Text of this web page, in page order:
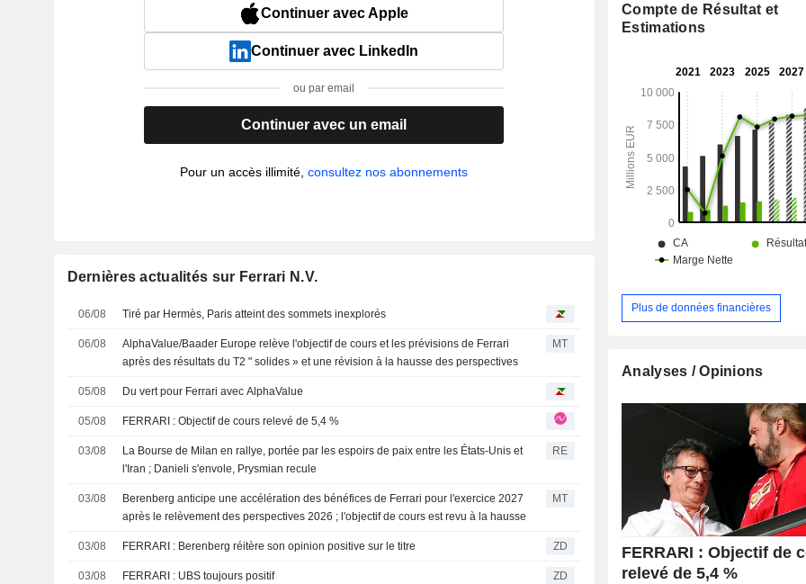
Continuer avec Apple
Continuer avec LinkedIn
ou par email
Continuer avec un email
Pour un accès illimité,consultez nos abonnements
Dernières actualités sur Ferrari N.V.
06/08 Tiré par Hermès, Paris atteint des sommets inexplorés
06/08
AlphaValue/Baader Europe relève l'objectif de cours et les prévisions de Ferrari
après des résultats du T2 " solides » et une révision à la hausse des perspectives
MT
05/08 Du vert pour Ferrari avec AlphaValue
05/08 FERRARI : Objectif de cours relevé de 5,4 %
03/08
La Bourse de Milan en rallye, portée par les espoirs de paix entre les États-Unis et
l'Iran ; Danieli s'envole, Prysmian recule
RE
03/08
Berenberg anticipe une accélération des bénéfices de Ferrari pour l'exercice 2027
après le relèvement des perspectives 2026 ; l'objectif de cours est revu à la hausse
MT
03/08 FERRARI : Berenberg réitère son opinion positive sur le titre ZD
03/08 FERRARI : UBS toujours positif ZD
Compte de Résultat et
Estimations
Plus de données financières
Analyses / Opinions
FERRARI : Objectif de
relevé de 5,4 %